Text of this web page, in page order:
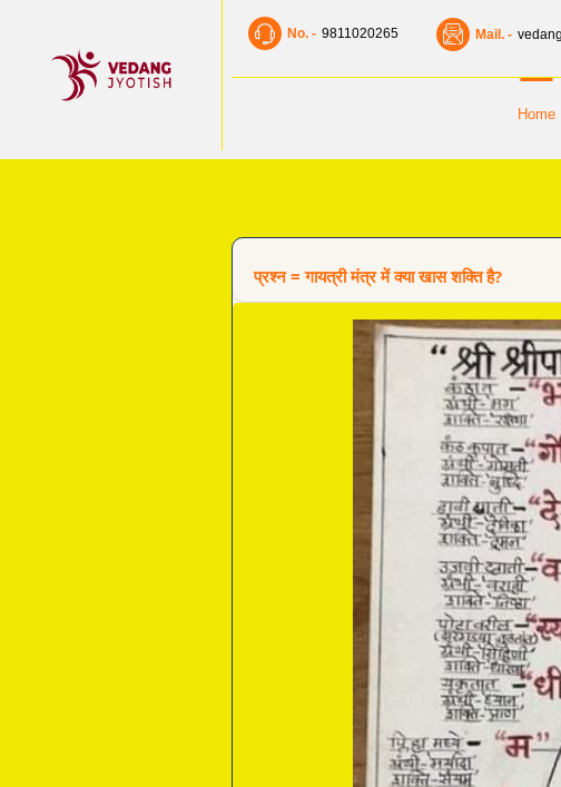
No. - 9811020265 Mail. -
Home
प्रश्न = गायत्री मंत्र में क्या खास शक्ति है?